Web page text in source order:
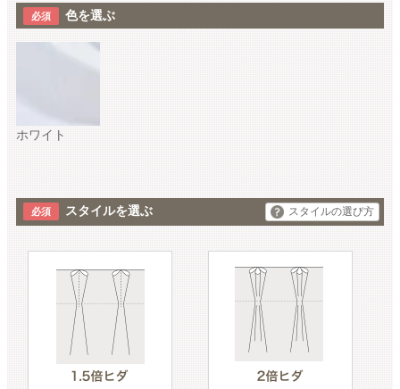
色を選ぶ
ホワイト
スタイルを選ぶ スタイルの選び方